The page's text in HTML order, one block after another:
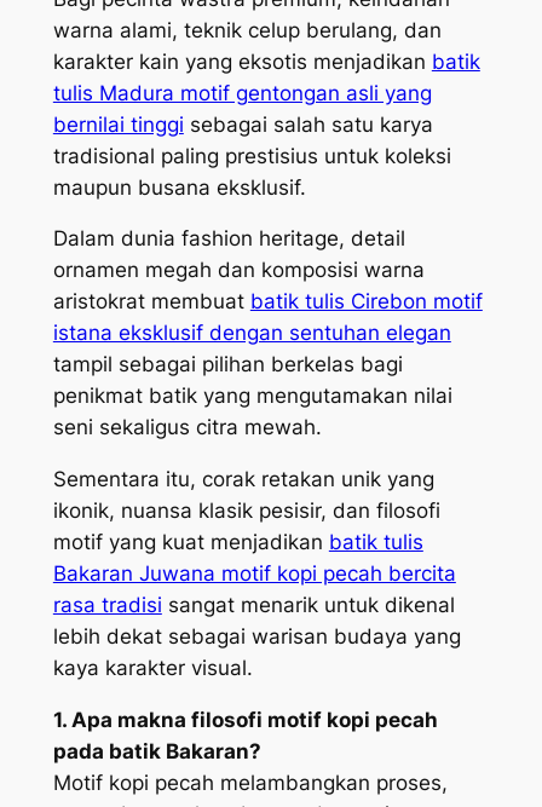
warna alami, teknik celup berulang, dan
karakter kain yang eksotis menjadikan batik
tulis Madura motif gentongan asli yang
bernilai tinggi sebagai salah satu karya
tradisional paling prestisius untuk koleksi
maupun busana eksklusif.
Dalam dunia fashion heritage, detail
ornamen megah dan komposisi warna
aristokrat membuat batik tulis Cirebon motif
istana eksklusif dengan sentuhan elegan
tampil sebagai pilihan berkelas bagi
penikmat batik yang mengutamakan nilai
seni sekaligus citra mewah.
Sementara itu, corak retakan unik yang
ikonik, nuansa klasik pesisir, dan filosofi
motif yang kuat menjadikan batik tulis
Bakaran Juwana motif kopi pecah bercita
rasa tradisi sangat menarik untuk dikenal
lebih dekat sebagai warisan budaya yang
kaya karakter visual.
1. Apa makna filosofi motif kopi pecah
pada batik Bakaran?
Motif kopi pecah melambangkan proses,